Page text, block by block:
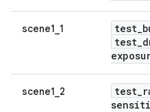
scene1_1 test_
test_
scene1_2 test_